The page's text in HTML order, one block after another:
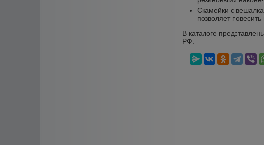
Скамейки с
позволяет
В каталоге
РФ.